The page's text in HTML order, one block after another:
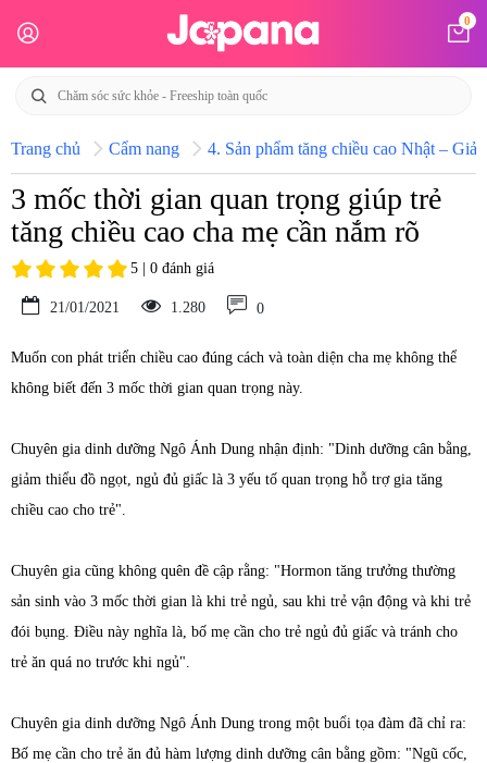
0
Trang chủ Cẩm nang 4. Sản phẩm tăng chiều cao Nhật –
3 mốc thời gian quan trọng giúp trẻ
tăng chiều cao cha mẹ cần nắm rõ
5 | 0 đánh giá
21/01/2021 1.280 0
Muốn con phát triển chiều cao đúng cách và toàn diện cha mẹ không thể
không biết đến 3 mốc thời gian quan trọng này.
Chuyên gia dinh dưỡng Ngô Ánh Dung nhận định: "Dinh dưỡng cân bằng,
giảm thiểu đồ ngọt, ngủ đủ giấc là 3 yếu tố quan trọng hỗ trợ gia tăng
chiều cao cho trẻ".
Chuyên gia cũng không quên đề cập rằng: "Hormon tăng trưởng thường
sản sinh vào 3 mốc thời gian là khi trẻ ngủ, sau khi trẻ vận động và khi trẻ
đói bụng. Điều này nghĩa là, bố mẹ cần cho trẻ ngủ đủ giấc và tránh cho
trẻ ăn quá no trước khi ngủ".
Chuyên gia dinh dưỡng Ngô Ánh Dung trong một buổi tọa đàm đã chỉ ra:
Bố mẹ cần cho trẻ ăn đủ hàm lượng dinh dưỡng cân bằng gồm: "Ngũ cốc,